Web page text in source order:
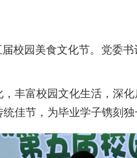
校园美食文化节。党委
丰富校园文化生活，深
佳节，为毕业学子镌刻独